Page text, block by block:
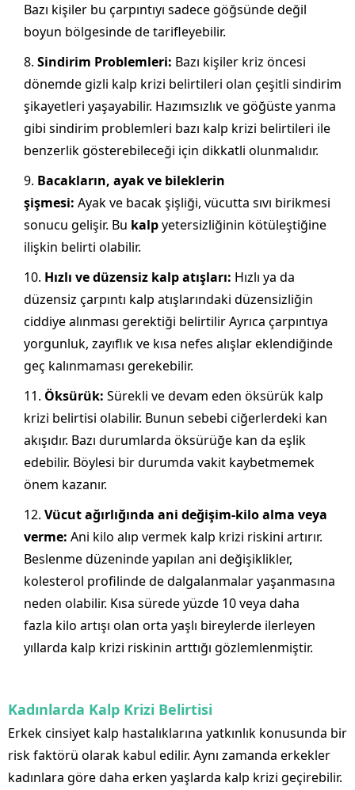
Bazı kişiler bu çarpıntıyı sadece göğsünde değil
boyun bölgesinde de tarifleyebilir.
Sindirim Problemleri: Bazı kişiler kriz öncesi
dönemde gizli kalp krizi belirtileri olan çeşitli sindirim
şikayetleri yaşayabilir. Hazımsızlık ve göğüste yanma
gibi sindirim problemleri bazı kalp krizi belirtileri ile
benzerlik gösterebileceği için dikkatli olunmalıdır.
Bacakların, ayak ve bileklerin
şişmesi: Ayak ve bacak şişliği, vücutta sıvı birikmesi
sonucu gelişir. Bu kalpyetersizliğinin kötüleştiğine
ilişkin belirti olabilir.
Hızlı ve düzensiz kalp atışları: Hızlı ya da
düzensiz çarpıntı kalp atışlarındaki düzensizliğin
ciddiye alınması gerektiği belirtilir Ayrıca çarpıntıya
yorgunluk, zayıflık ve kısa nefes alışlar eklendiğinde
geç kalınmaması gerekebilir.
Öksürük: Sürekli ve devam eden öksürük kalp
krizi belirtisi olabilir. Bunun sebebi ciğerlerdeki kan
akışıdır. Bazı durumlarda öksürüğe kan da eşlik
edebilir. Böylesi bir durumda vakit kaybetmemek
önem kazanır.
Vücut ağırlığında ani değişim-kilo alma veya
verme: Ani kilo alıp vermek kalp krizi riskini artırır.
Beslenme düzeninde yapılan ani değişiklikler,
kolesterol profilinde de dalgalanmalar yaşanmasına
neden olabilir. Kısa sürede yüzde 10 veya daha
fazla kilo artışı olan orta yaşlı bireylerde ilerleyen
yıllarda kalp krizi riskinin arttığı gözlemlenmiştir.
Kadınlarda Kalp Krizi Belirtisi
Erkek cinsiyet kalp hastalıklarına yatkınlık konusunda bir
risk faktörü olarak kabul edilir. Aynı zamanda erkekler
kadınlara göre daha erken yaşlarda kalp krizi geçirebilir.